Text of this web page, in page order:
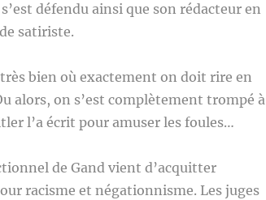
défendu ainsi que son rédacteur en
satiriste.
bien où exactement on doit rire en
alors, on s’est complètement trompé à
l’a écrit pour amuser les foules…
de Gand vient d’acquitter
racisme et négationnisme. Les juges